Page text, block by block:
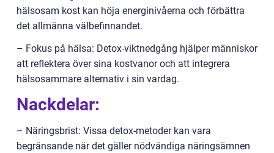
hälsosam kost kan höja energinivåerna och förbättra
det allmänna välbefinnandet.
– Fokus på hälsa: Detox-viktnedgång hjälper människor
att reflektera över sina kostvanor och att integrera
hälsosammare alternativ i sin vardag.
Nackdelar:
– Näringsbrist: Vissa detox-metoder kan vara
begränsande när det gäller nödvändiga näringsämnen